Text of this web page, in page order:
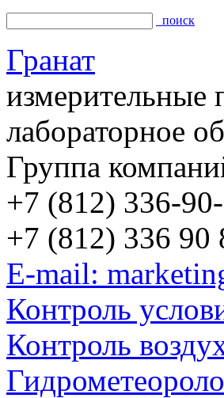
поиск
Гранат
измерительные
лабораторное
Группа
+7 (812) 336-
+7 (812) 336 90
E-mail:
Контроль
Контроль